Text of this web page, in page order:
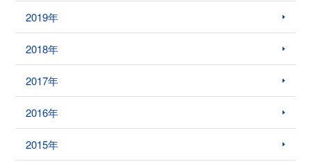
2019年
2018年
2017年
2016年
2015年